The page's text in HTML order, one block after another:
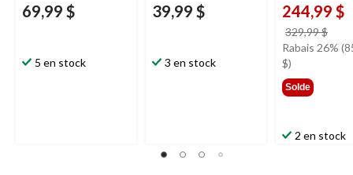
69,99 $
5 en stock
39,99 $
3 en stock
244,99 $
329,99 $
était
Rabais 26%
$)
Solde
2 en stock